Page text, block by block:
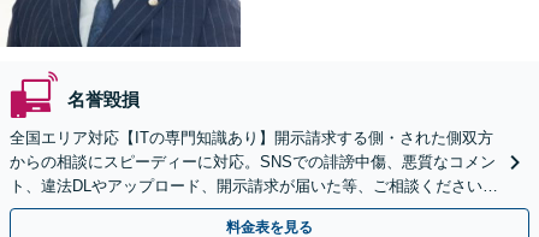
名誉毀損
全国エリア対応【ITの専門知識あり】開示請求する側・された側双方
からの相談にスピーディーに対応。SNSでの誹謗中傷、悪質なコメン
ト、違法DLやアップロード、開示請求が届いた等、ご相談ください
【WEB面談OK&解決実績豊富】【千葉中央駅4分】
料金表を見る